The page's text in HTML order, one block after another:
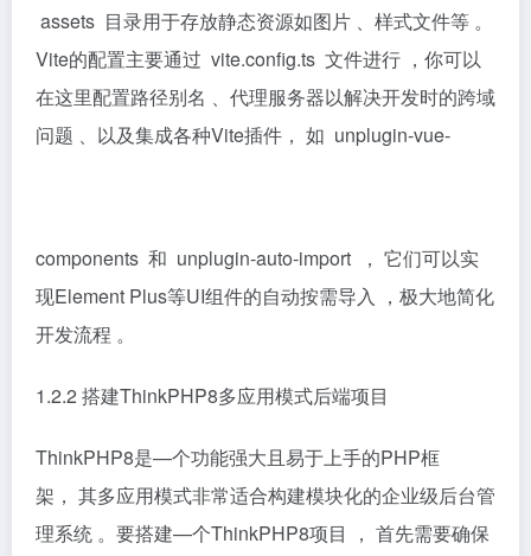
assets 目录用于存放静态资源如图片 、样式文件等 。
Vite的配置主要通过 vite.conﬁg.ts 文件进行 ，你可以
在这里配置路径别名 、代理服务器以解决开发时的跨域
问题 、以及集成各种Vite插件， 如 unplugin-vue-
components 和 unplugin-auto-import ， 它们可以实
现Element Plus等UI组件的自动按需导入 ，极大地简化
开发流程 。
1.2.2 搭建ThinkPHP8多应用模式后端项目
ThinkPHP8是—个功能强大且易于上手的PHP框
架， 其多应用模式非常适合构建模块化的企业级后台管
理系统 。要搭建—个ThinkPHP8项目 ， 首先需要确保